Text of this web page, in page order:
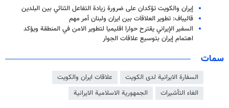
إيران والكويت تؤكدان على ضرورة زيادة التفاعل الثنائي بین البلدین
قاليباف: تطوير العلاقات بين ايران ولبنان أمر مهم
السفير الإيراني يقترح حوارا اقليميا لتطوير الامن في المنطقة ويؤكد
اهتمام إيران بتوسيع علاقات الجوار
سمات
السفارة الايرانية لدى الكويت
علاقات ايران والكويت
الغاء التأشيرات
الجمهورية الاسلامية الايرانية